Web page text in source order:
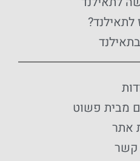
לתאילנד?
מבית פשוט
אתר
קשר